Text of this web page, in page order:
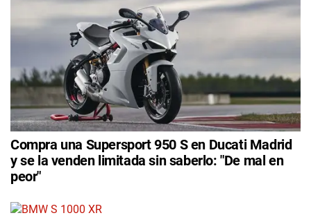
Compra una Supersport 950 S en Ducati Madrid
y se la venden limitada sin saberlo: "De mal en
peor"